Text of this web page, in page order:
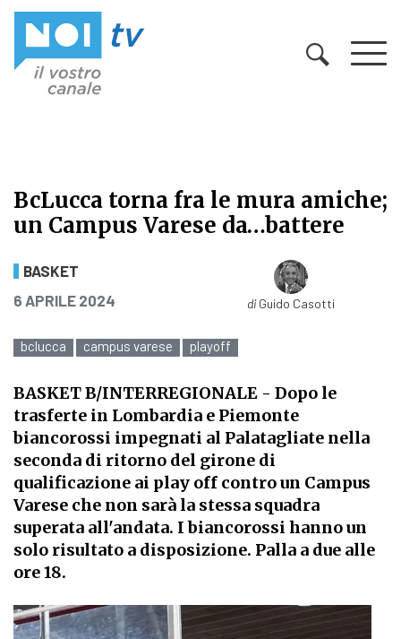
BcLucca torna fra le mura amiche;
un Campus Varese da…battere
BcLucca torna fra le mura amiche;
BASKET
PUBBLICATO IL
6 APRILE 2024 diGuido Casotti
bclucca campus varese playoff
BASKET B/INTERREGIONALE - Dopo le
trasferte in Lombardia e Piemonte
biancorossi impegnati al Palatagliate nella
seconda di ritorno del girone di
qualificazione ai play off contro un Campus
Varese che non sarà la stessa squadra
superata all'andata. I biancorossi hanno un
solo risultato a disposizione. Palla a due alle
ore 18.